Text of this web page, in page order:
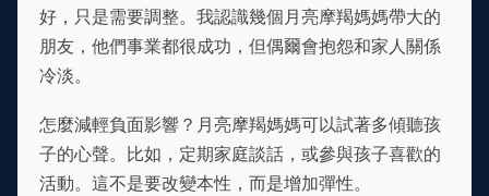
好，只是需要調整。我認識幾個月亮摩羯媽媽帶大的
朋友，他們事業都很成功，但偶爾會抱怨和家人關係
冷淡。
怎麼減輕負面影響？月亮摩羯媽媽可以試著多傾聽孩
子的心聲。比如，定期家庭談話，或參與孩子喜歡的
活動。這不是要改變本性，而是增加彈性。